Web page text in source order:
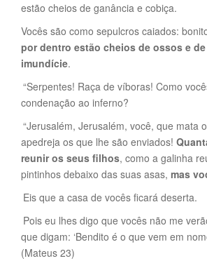
estão cheios de ganância e cobiça.
Vocês são como sepulcros caiados:
por dentro estão cheios de ossos e
imundície.
“Serpentes! Raça de víboras! Como
condenação ao inferno?
“Jerusalém, Jerusalém, você, que mata
apedreja os que lhe são enviados!
reunir os seus filhos, como a galinha
pintinhos debaixo das suas asas, mas
Eis que a casa de vocês ficará deserta.
Pois eu lhes digo que vocês não me
que digam: ‘Bendito é o que vem em
(Mateus 23)